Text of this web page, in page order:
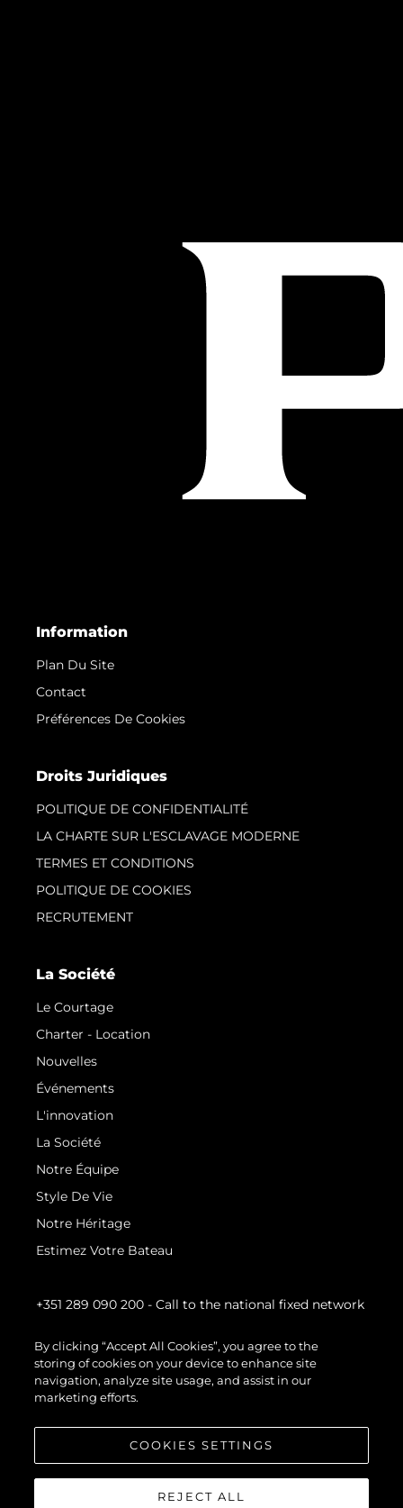
Information
Plan Du Site
Contact
Préférences De Cookies
Droits Juridiques
POLITIQUE DE CONFIDENTIALITÉ
LA CHARTE SUR L'ESCLAVAGE MODERNE
TERMES ET CONDITIONS
POLITIQUE DE COOKIES
RECRUTEMENT
La Société
Le Courtage
Charter - Location
Nouvelles
Événements
L'innovation
La Société
Notre Équipe
Style De Vie
Notre Héritage
Estimez Votre Bateau
+351 289 090 200 - Call to the national fixed network
By clicking “Accept All Cookies”, you agree to the
storing of cookies on your device to enhance site
navigation, analyze site usage, and assist in our
marketing efforts.
COOKIES SETTINGS
REJECT ALL